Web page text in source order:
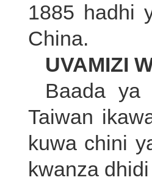
1885 hadhi
China.
UVAMIZI
Baada ya
Taiwan
kuwa chini
kwanza